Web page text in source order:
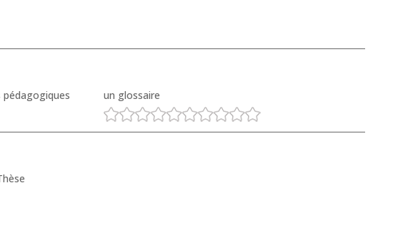
un glossaire